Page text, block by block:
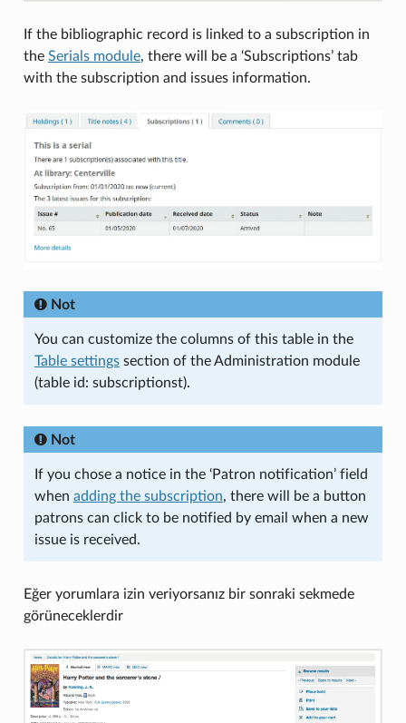
If the bibliographic record is linked to a subscription in
the Serials module, there will be a ‘Subscriptions’ tab
with the subscription and issues information.
Not
You can customize the columns of this table in the
Table settingssection of the Administration module
(table id: subscriptionst).
Not
If you chose a notice in the ‘Patron notification’ field
when adding the subscription, there will be a button
patrons can click to be notified by email when a new
issue is received.
Eğer yorumlara izin veriyorsanız bir sonraki sekmede
görüneceklerdir